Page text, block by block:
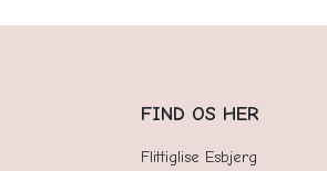
FIND OS HER
Flittiglise Esbjerg